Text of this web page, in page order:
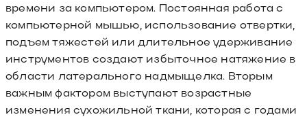
времени за компьютером. Постоянная работа с
компьютерной мышью, использование отвертки,
подъем тяжестей или длительное удерживание
инструментов создают избыточное натяжение в
области латерального надмыщелка. Вторым
важным фактором выступают возрастные
изменения сухожильной ткани, которая с годами